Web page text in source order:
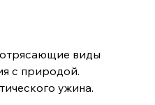
виды
с природой.
ужина.